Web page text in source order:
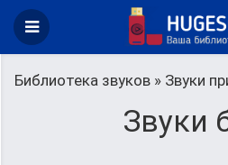
Библиотека звуков » Звуки
Звуки